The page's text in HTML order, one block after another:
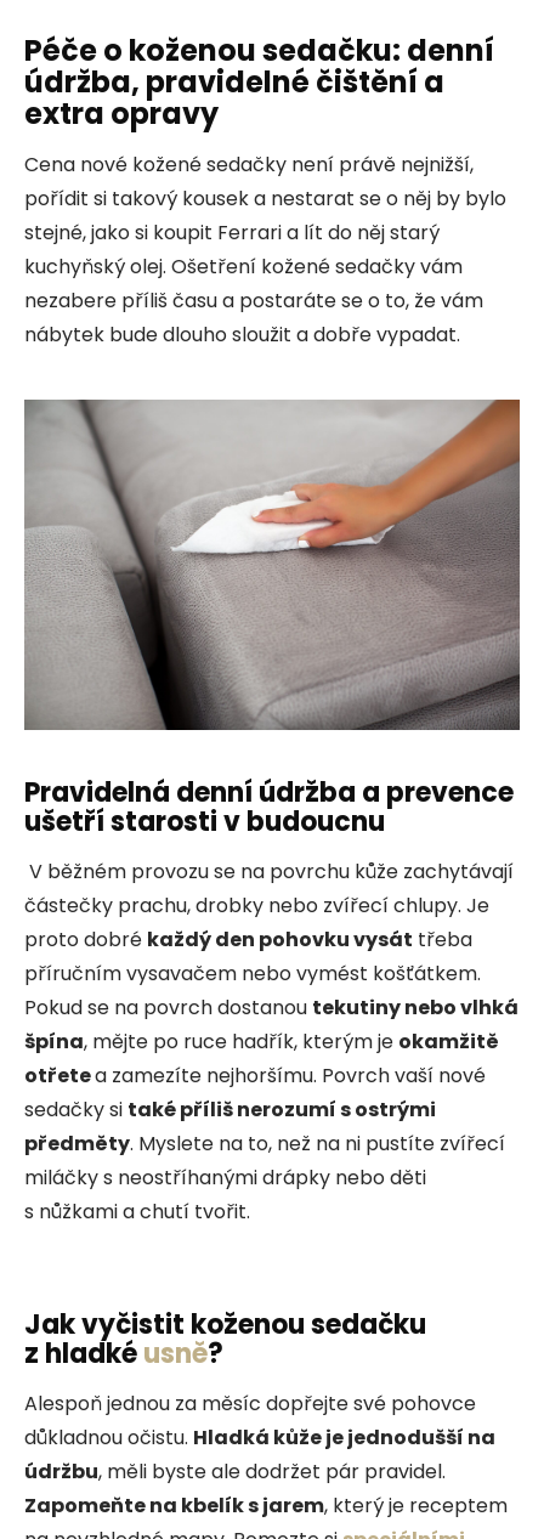
Péče o koženou sedačku: denní
údržba, pravidelné čištění a
extra opravy
Cena nové kožené sedačky není právě nejnižší,
pořídit si takový kousek a nestarat se o něj by bylo
stejné, jako si koupit Ferrari a lít do něj starý
kuchyňský olej. Ošetření kožené sedačky vám
nezabere příliš času a postaráte se o to, že vám
nábytek bude dlouho sloužit a dobře vypadat.
Pravidelná denní údržba a prevence
ušetří starosti v budoucnu
V běžném provozu se na povrchu kůže zachytávají
částečky prachu, drobky nebo zvířecí chlupy. Je
proto dobré každý den pohovku vysát třeba
příručním vysavačem nebo vymést košťátkem.
Pokud se na povrch dostanou tekutiny nebo vlhká
špína, mějte po ruce hadřík, kterým je okamžitě
otřetea zamezíte nejhoršímu. Povrch vaší nové
sedačky si také příliš nerozumí s ostrými
předměty. Myslete na to, než na ni pustíte zvířecí
miláčky s neostříhanými drápky nebo děti
s nůžkami a chutí tvořit.
Jak vyčistit koženou sedačku
z hladkéusně?
Alespoň jednou za měsíc dopřejte své pohovce
důkladnou očistu. Hladká kůže je jednodušší na
údržbu, měli byste ale dodržet pár pravidel.
Zapomeňte na kbelík s jarem, který je receptem